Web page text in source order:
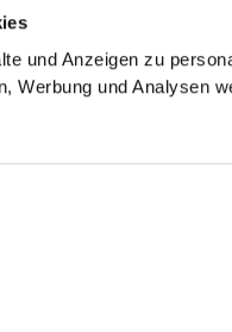
und Anzeigen zu
Werbung und Analysen